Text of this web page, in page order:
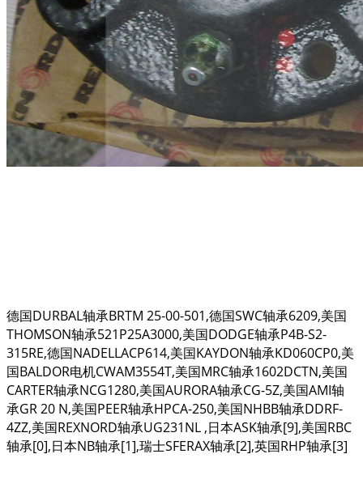
德国DURBAL轴承BRTM 25-00-501,德国SWC轴承6209,美国
THOMSON轴承521P25A3000,美国DODGE轴承P4B-S2-
315RE,德国NADELLACP614,美国KAYDON轴承KD060CP0,美
国BALDOR电机CWAM3554T,美国MRC轴承1602DCTN,美国
CARTER轴承NCG1280,美国AURORA轴承CG-5Z,美国AMI轴
承GR 20 N,美国PEER轴承HPCA-250,美国NHBB轴承DDRF-
4ZZ,美国REXNORD轴承UG231NL ,日本ASK轴承[9],美国RBC
轴承[0],日本NB轴承[1],瑞士SFERAX轴承[2],英国RHP轴承[3]